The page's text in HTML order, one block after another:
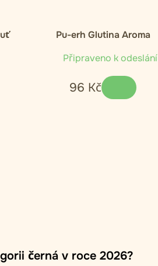
Pu-erh Glutina Aroma
Připraveno k odeslání
96 Kč
černá v roce 2026?